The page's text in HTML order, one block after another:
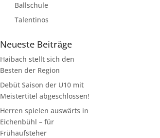
Ballschule
Talentinos
Neueste Beiträge
Haibach stellt sich den
Besten der Region
Debüt Saison der U10 mit
Meistertitel abgeschlossen!
Herren spielen auswärts in
Eichenbühl – für
Frühaufsteher